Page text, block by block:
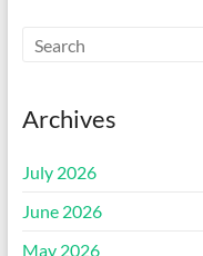
Archives
July 2026
June 2026
May 2026